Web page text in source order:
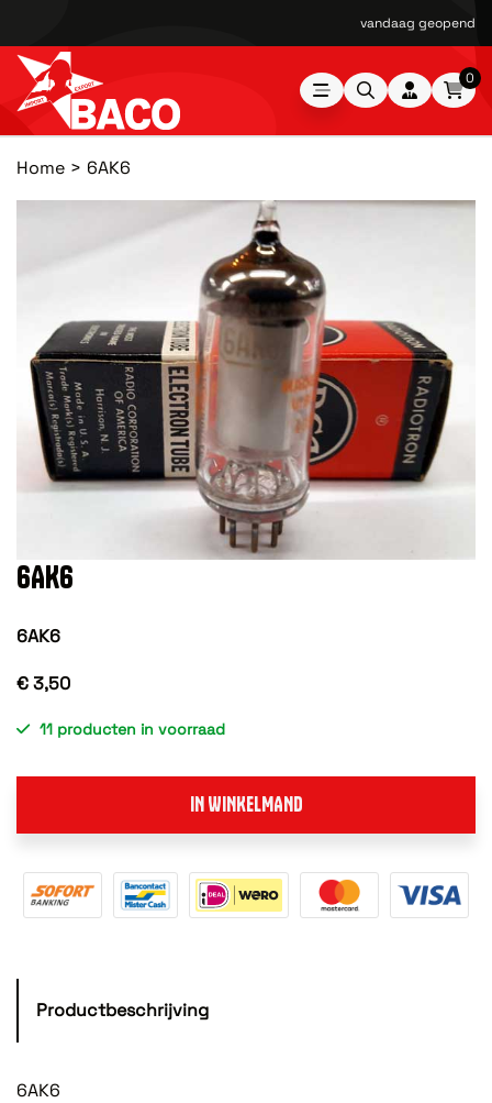
vandaag geopend
0
Home 6AK6
6AK6
6AK6
€ 3,50
11 producten in voorraad
IN WINKELMAND
Productbeschrijving
6AK6